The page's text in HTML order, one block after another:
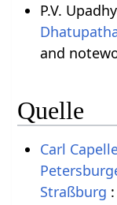
P.V.
and
Quelle
Carl
Straßburg